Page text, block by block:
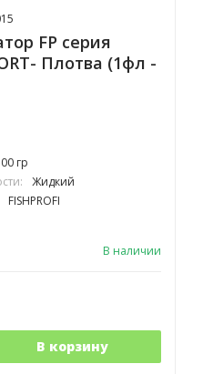
FP серия
Плотва (1фл -
гр
Жидкий
FISHPROFI
В наличии
В корзину